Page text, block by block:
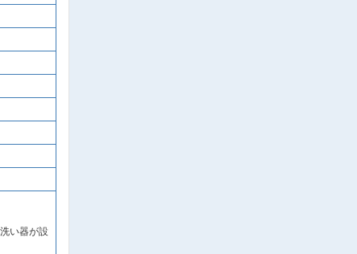
い器が設